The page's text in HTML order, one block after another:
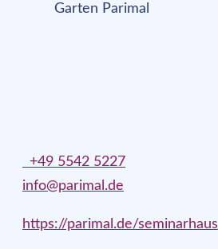
Garten Parimal
+49 5542 5227
info@parimal.de
https://parimal.de/seminarhaus